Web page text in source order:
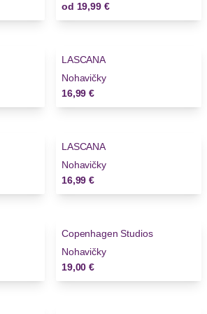
od 19,99 €
Novinky
LASCANA
Nohavičky
16,99 €
Novinky
LASCANA
Nohavičky
16,99 €
Copenhagen Studios
Nohavičky
19,00 €